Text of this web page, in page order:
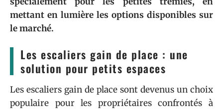
mettant en lumière les options disponibles sur
le marché.
Les escaliers gain de place : une
solution pour petits espaces
Les escaliers gain de place sont devenus un choix
populaire pour les propriétaires confrontés à